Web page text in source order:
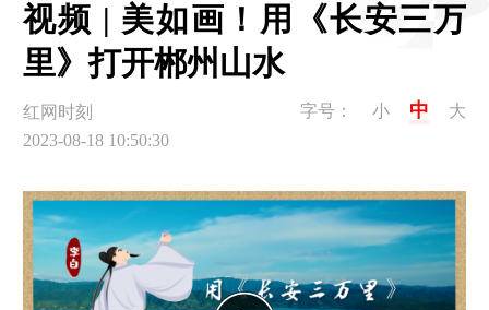
视频 | 美如画！用《长安三万
里》打开郴州山水
红网时刻
2023-08-18 10:50:30
字号： 小 中 大